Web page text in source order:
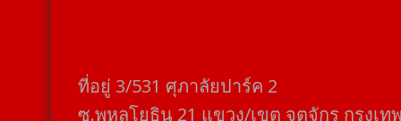
ที่อยู่​ 3/531​ ศุภาลัยปาร์ค​ 2
ซ.พหลโยธิน​ 21​ แขวง/เขต​ จตุจักร​ กรุงเท